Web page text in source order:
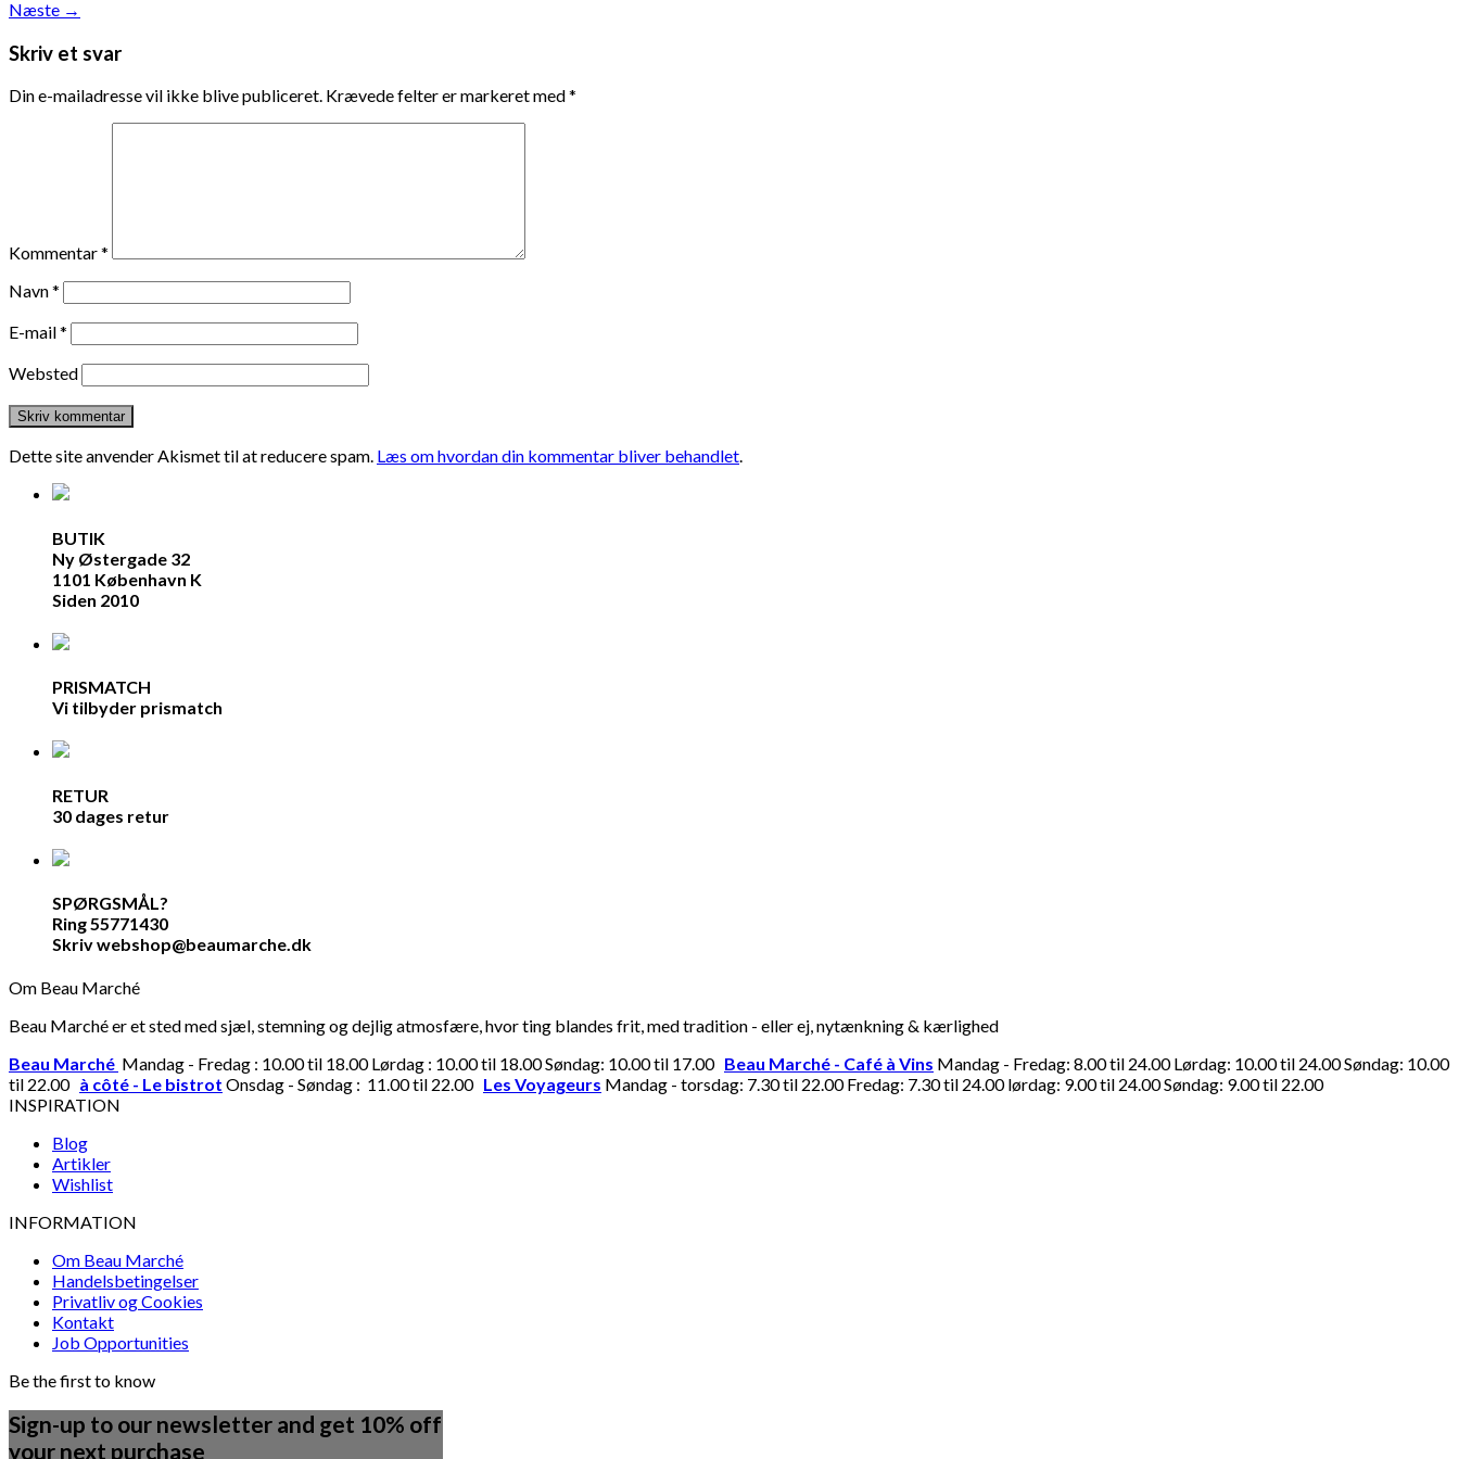
Næste →
Skriv et svar
Din e-mailadresse vil ikke blive publiceret. Krævede felter er markeret med*
Kommentar*
Navn*
E-mail*
Websted
Dette site anvender Akismet til at reducere spam. Læs om hvordan din kommentar bliver behandlet.
BUTIK
Ny Østergade 32
1101 København K
Siden 2010
PRISMATCH
Vi tilbyder prismatch
RETUR
30 dages retur
SPØRGSMÅL?
Ring 55771430
Skriv webshop@beaumarche.dk
Om Beau Marché
Beau Marché er et sted med sjæl, stemning og dejlig atmosfære, hvor ting blandes frit, med tradition - eller ej, nytænkning & kærlighed
Beau Marché Mandag - Fredag : 10.00 til 18.00 Lørdag : 10.00 til 18.00 Søndag: 10.00 til 17.00 Beau Marché - Café à Vins Mandag - Fredag: 8.00 til 24.00 Lørdag: 10.00 til 24.00 Søndag: 10.00
til 22.00 à côté - Le bistrot Onsdag - Søndag : 11.00 til 22.00 Les Voyageurs Mandag - torsdag: 7.30 til 22.00 Fredag: 7.30 til 24.00 lørdag: 9.00 til 24.00 Søndag: 9.00 til 22.00
INSPIRATION
Blog
Artikler
Wishlist
INFORMATION
Om Beau Marché
Handelsbetingelser
Privatliv og Cookies
Kontakt
Job Opportunities
Be the first to know
Sign-up to our newsletter and get 10% off
your next purchase